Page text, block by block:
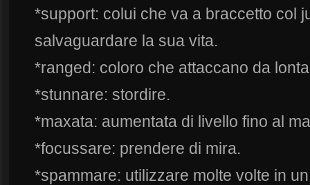
*support: colui che va a braccetto col
salvaguardare la sua vita.
*ranged: coloro che attaccano da
*stunnare: stordire.
*maxata: aumentata di livello fino al
*focussare: prendere di mira.
*spammare: utilizzare molte volte in